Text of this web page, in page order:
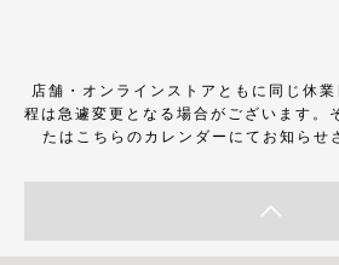
店舗・オンラインストアともに同じ休
程は急遽変更となる場合がございます。
たはこちらのカレンダーにてお知らせ